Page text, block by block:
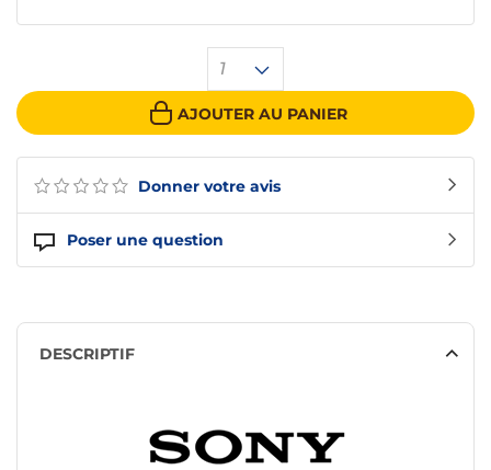
Donner votre avis
Poser une question
1
AJOUTER AU PANIER
DESCRIPTIF